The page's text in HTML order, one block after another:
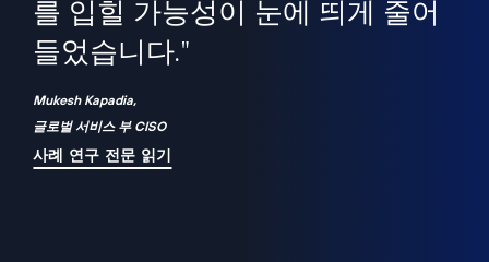
를 입힐 가능성이 눈에 띄게 줄어
들었습니다."
Mukesh Kapadia,
글로벌 서비스 부 CISO
사례 연구 전문 읽기